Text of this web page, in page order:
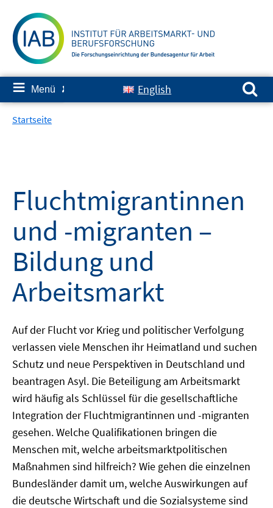
zum
Inhalt
≡ Menü ✘ English
Suchen nach:
Startseite
Fluchtmigrantinnen
und -migranten –
Bildung und
Arbeitsmarkt
Auf der Flucht vor Krieg und politischer Verfolgung
verlassen viele Menschen ihr Heimatland und suchen
Schutz und neue Perspektiven in Deutschland und
beantragen Asyl. Die Beteiligung am Arbeitsmarkt
wird häufig als Schlüssel für die gesellschaftliche
Integration der Fluchtmigrantinnen und -migranten
gesehen. Welche Qualifikationen bringen die
Menschen mit, welche arbeitsmarktpolitischen
Maßnahmen sind hilfreich? Wie gehen die einzelnen
Bundesländer damit um, welche Auswirkungen auf
die deutsche Wirtschaft und die Sozialsysteme sind